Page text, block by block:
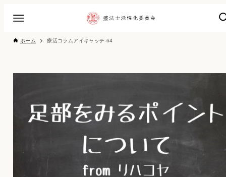
ホーム 療活コラムアイキャッチ-64